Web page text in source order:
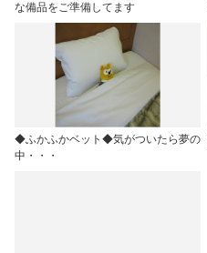
な備品をご準備してます
◆ふかふかベット◆気がついたら夢の
中・・・